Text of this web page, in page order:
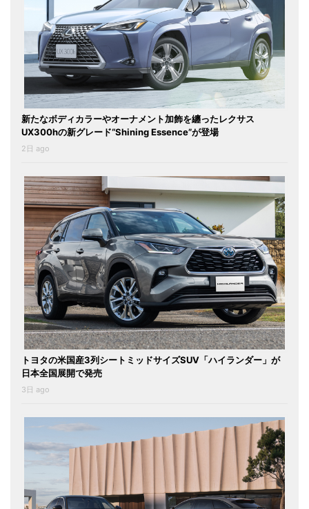
新たなボディカラーやオーナメント加飾を纏ったレクサス
UX300hの新グレード“Shining Essence”が登場
2日 ago
トヨタの米国産3列シートミッドサイズSUV「ハイランダー」が
日本全国展開で発売
3日 ago